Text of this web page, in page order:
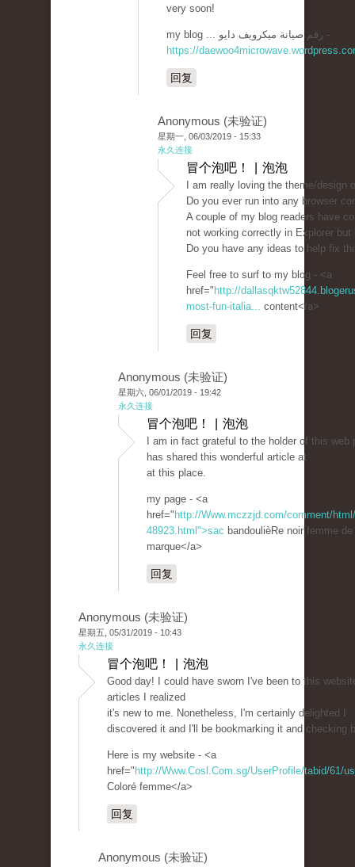
very soon!
my blog ... رقم صيانة ميكرويف دايو -
https://
回复
Anonymous (未验证)
星期一, 06/03/2019 - 15:33
永久连接
冒个泡吧！ | 泡泡
I am really loving the theme/design
Do you ever run into any browser
A couple of my blog readers have
not working correctly in Explorer
Do you have any ideas to help fix
Feel free to surf to my blog - <a
href=" http://
most-fun-italia... content</a>
回复
Anonymous (未验证)
星期六, 06/01/2019 - 19:42
永久连接
冒个泡吧！ | 泡泡
I am in fact grateful to the holder of this web
has shared this wonderful article at
at this place.
my page - <a
href=" http://Www.mczzjd.com/comment/
48923.html">sac bandoulièRe noir femme de
marque</a>
回复
Anonymous (未验证)
星期五, 05/31/2019 - 10:43
永久连接
冒个泡吧！ | 泡泡
Good day! I could have sworn I've been to this
articles I realized
it's new to me. Nonetheless, I'm certainly delighted I
discovered it and I'll be bookmarking it and checking
Here is my website - <a
href=" http://Www.Cosl.Com.sg/UserProfile/tabid/61/
Coloré femme</a>
回复
Anonymous (未验证)